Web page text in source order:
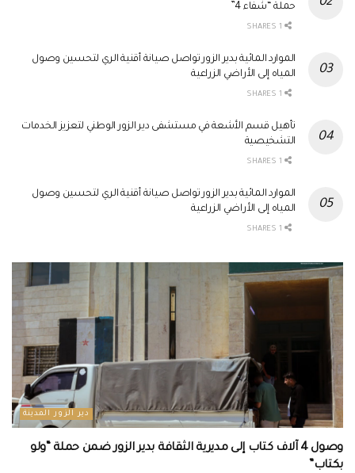
حملة “شفاء 4”
الموارد المائية بدير الزور تواصل صيانة أقنية الري لتحسين وصول
المياه إلى الأراضي الزراعية
تأهيل قسم الأشعة في مستشفى دير الزور الوطني لتعزيز الخدمات
التشخيصية
الموارد المائية بدير الزور تواصل صيانة أقنية الري لتحسين وصول
المياه إلى الأراضي الزراعية
دير الزور المدينة
وصول 4 آلاف كتاب إلى مديرية الثقافة بدير الزور ضمن حملة “ولو
بكتاب”